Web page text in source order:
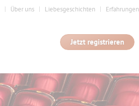
Über uns Liebesgeschichten Erfahrungen
Jetzt registrieren